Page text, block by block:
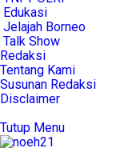
Edukasi
Jelajah Borneo
Talk Show
Redaksi
Tentang Kami
Susunan Redaksi
Disclaimer
Tutup Menu